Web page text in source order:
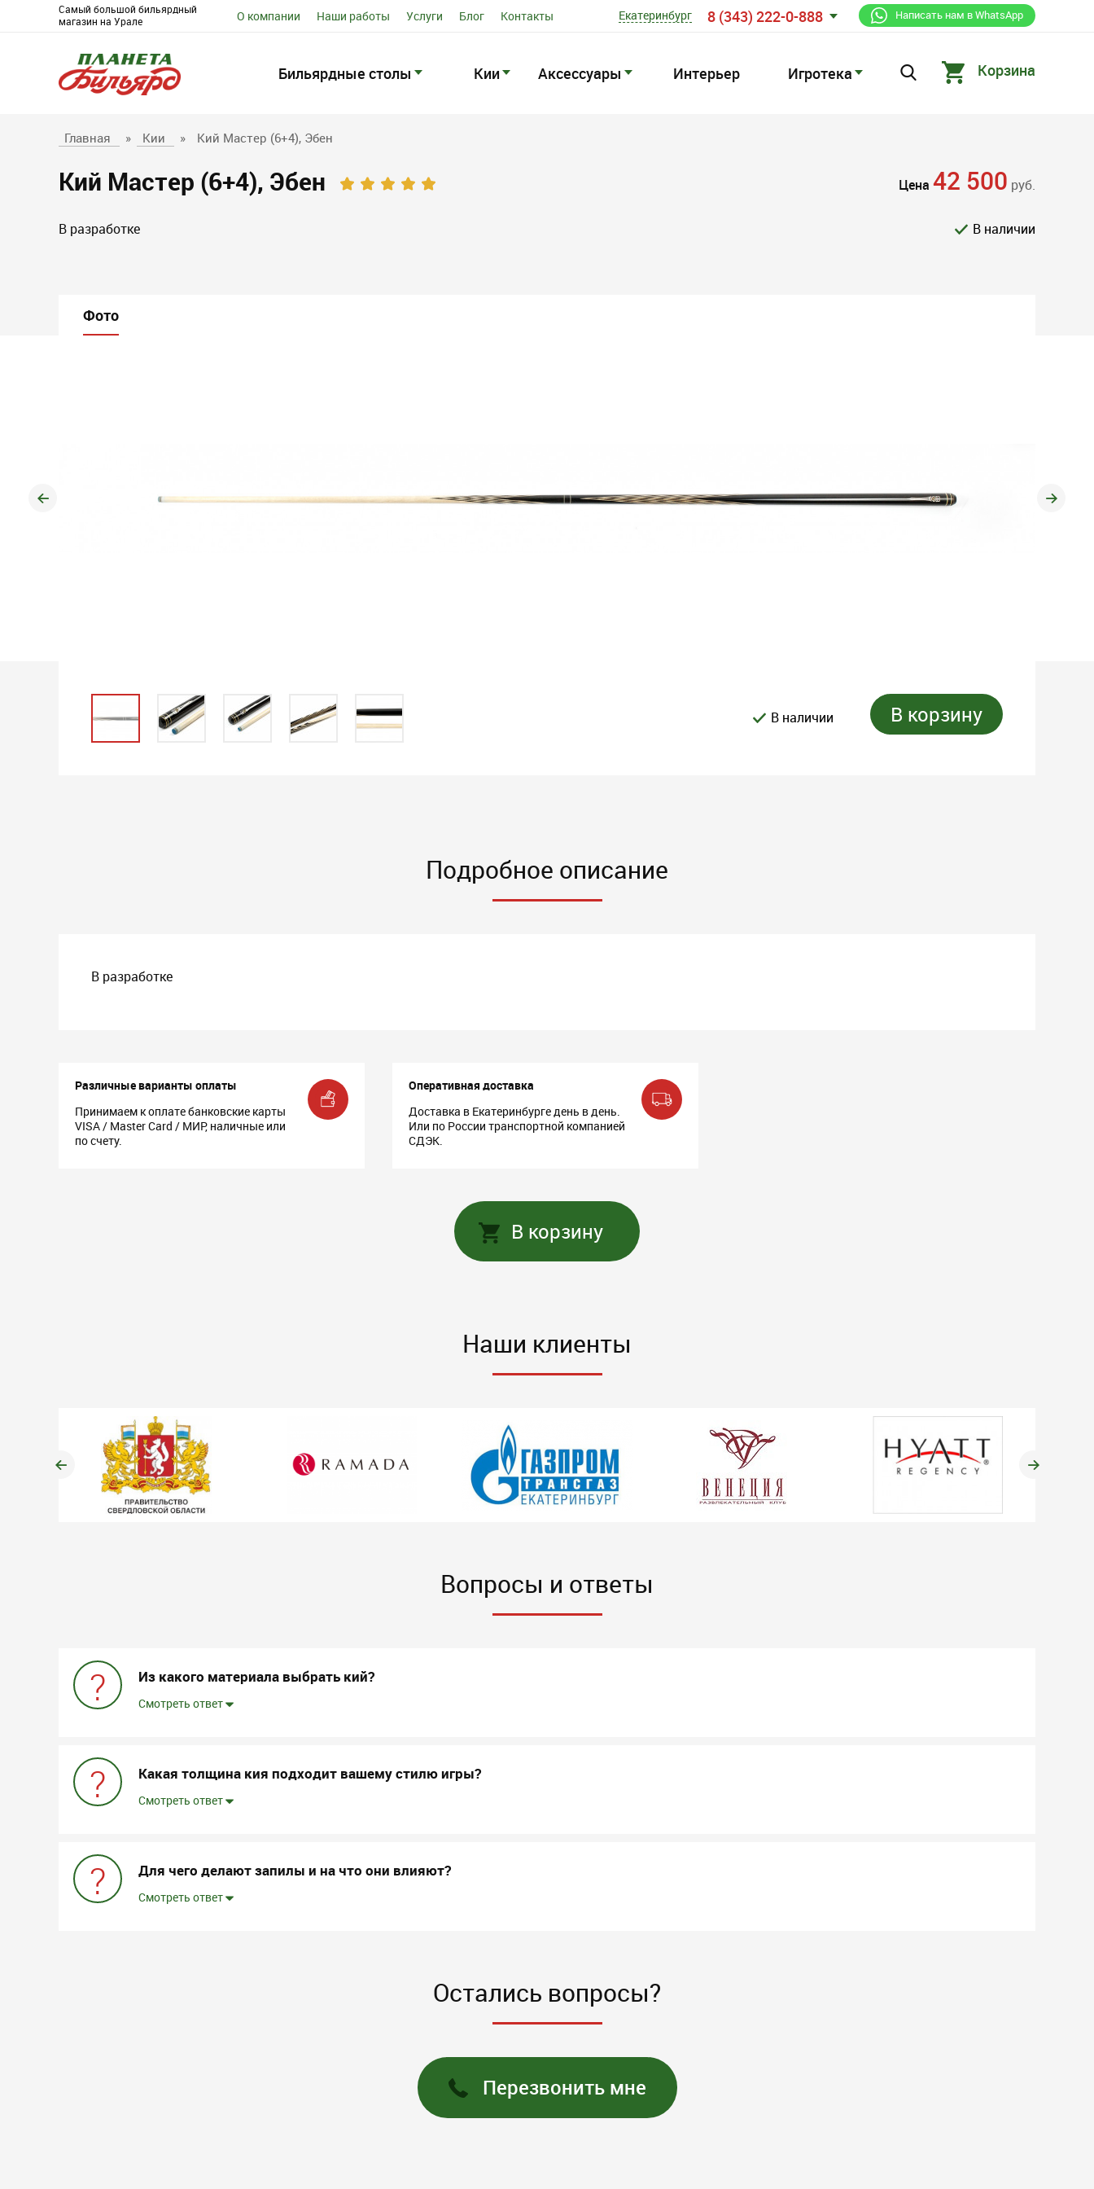
Самый большой бильярдный
магазин на Урале
Написать нам в WhatsApp
О компании Наши работы Услуги Блог Контакты Екатеринбург 8 (343) 222-0-888
Бильярдные столы Кии Аксессуары Интерьер Игротека Корзина
Главная » Кии » Кий Мастер (6+4), Эбен
Кий Мастер (6+4), Эбен Цена 42 500 руб.
В наличии
В разработке
Фото
В наличии В корзину
Подробное описание
В разработке
Различные варианты оплаты
Принимаем к оплате банковские карты
VISA / Master Card / МИР, наличные или
по счету.
Оперативная доставка
Доставка в Екатеринбурге день в день.
Или по России транспортной компанией
СДЭК.
В корзину
Наши клиенты
Вопросы и ответы
? Из какого материала выбрать кий?
Смотреть ответ
? Какая толщина кия подходит вашему стилю игры?
Смотреть ответ
? Для чего делают запилы и на что они влияют?
Смотреть ответ
Остались вопросы?
Перезвонить мне